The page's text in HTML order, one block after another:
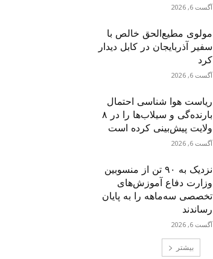
آگست 6, 2026
مولوی مطیع‌الحق خالص با
سفیر آذربایجان در کابل دیدار
کرد
آگست 6, 2026
ریاست هوا شناسی احتمال
بارنده‌گی و سیلاب‌ها را در ۸
ولایت پیش‌بینی کرده است
آگست 6, 2026
نزدیک به ۹۰ تن از منسوبین
وزارت دفاع آموزش‌های
تخصصی سه‌ماهه را به پایان
رساندند
آگست 6, 2026
بیشتر